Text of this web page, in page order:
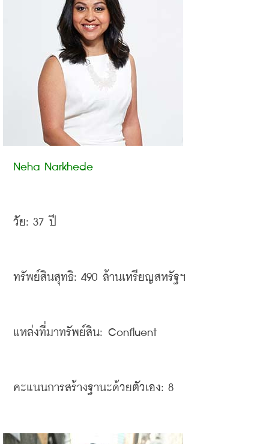
Neha Narkhede
วัย: 37 ปี
ทรัพย์สินสุทธิ: 490 ล้านเหรียญสหรัฐฯ
แหล่งที่มาทรัพย์สิน: Confluent
คะแนนการสร้างฐานะด้วยตัวเอง: 8